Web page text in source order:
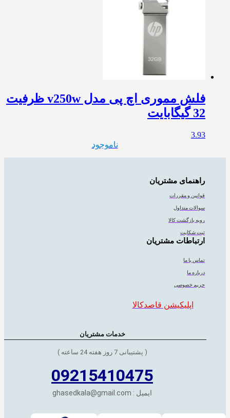
فلش مموری اچ پی مدل v250w ظرفیت
32 گیگابایت
3.93
ناموجود
راهنمای مشتریان
قوانین و مقررات
سوالات متداول
رویه بازگشت کالا
ثبت شکایت
ارتباطات مشتریان
تماس با ما
درباره ما
حریم خصوصی
اپلیکیشن قاصدکالا
خدمات مشتریان
( پشتیبانی 7 روز هفته 24 ساعته )
09215410475
ایمیل : ghasedkala@gmail.com